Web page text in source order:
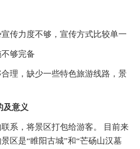
力度不够，宣传方式比较单一
够完备
，缺少一些特色旅游线路，景
意义
，将景区打包给游客。 目前来
区是“睢阳古城”和“芒砀山汉墓